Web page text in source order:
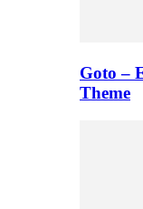
Goto –
Theme